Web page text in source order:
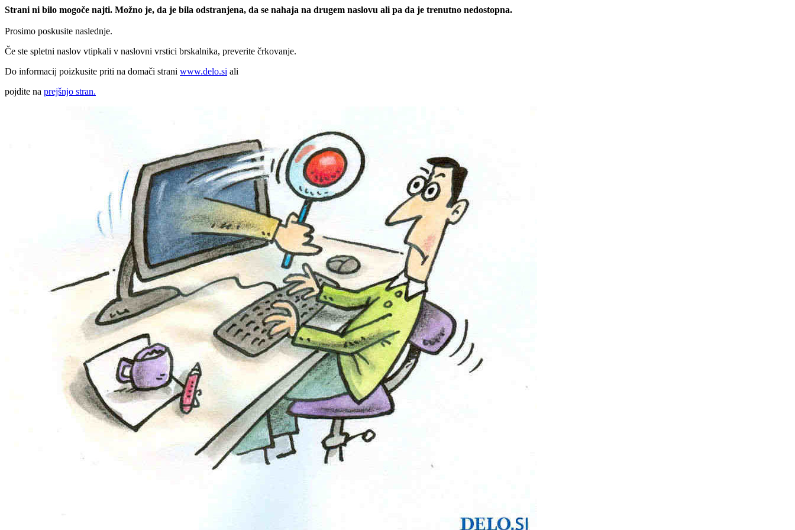
Strani ni bilo mogoče najti. Možno je, da je bila odstranjena, da se nahaja na drugem naslovu ali pa da je trenutno nedostopna.
Prosimo poskusite naslednje.
Če ste spletni naslov vtipkali v naslovni vrstici brskalnika, preverite črkovanje.
Do informacij poizkusite priti na domači strani www.delo.si ali
pojdite na prejšnjo stran.